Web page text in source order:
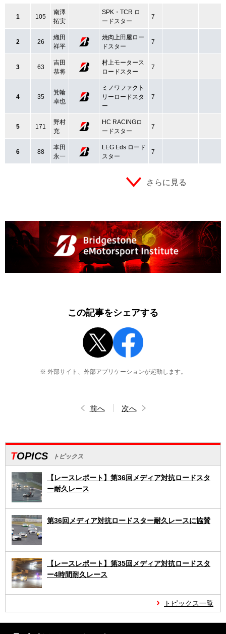
1 105
南澤
拓実
SPK・TCR ロ
ードスター
7
2 26
織田
祥平
焼肉上田屋ロー
ドスター
7
3 63
吉田
恭将
村上モータース
ロードスター
7
4 35
箕輪
卓也
ミノワファクト
リーロードスタ
ー
7
5 171
野村
充
HC RACINGロ
ードスター
7
6 88
本田
永一
LEG Eds ロード
スター
7
さらに見る
この記事をシェアする
※ 外部サイト、外部アプリケーションが起動します。
前へ 次へ
TOPICS トピックス
【レースレポート】第36回メディア対抗ロードスタ
ー耐久レース
第36回メディア対抗ロードスター耐久レースに協賛
【レースレポート】第35回メディア対抗ロードスタ
ー4時間耐久レース
トピックス一覧